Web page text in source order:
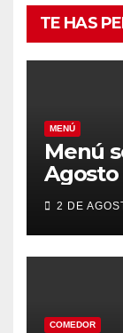
TE HAS
MENÚ
Menú
Agosto
2 DE
COMEDOR